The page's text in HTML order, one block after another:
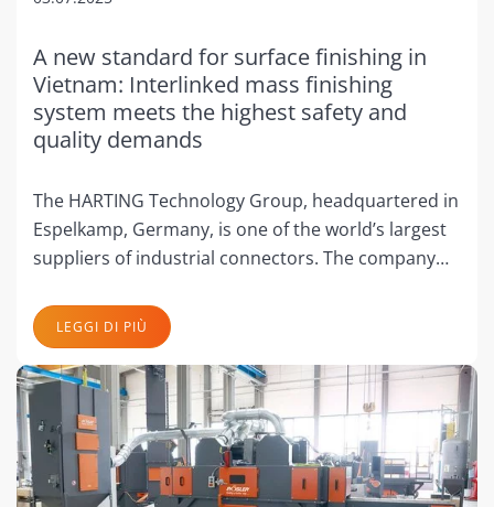
A new standard for surface finishing in
Vietnam: Interlinked mass finishing
system meets the highest safety and
quality demands
The HARTING Technology Group, headquartered in
Espelkamp, Germany, is one of the world’s largest
suppliers of industrial connectors. The company…
LEGGI DI PIÙ